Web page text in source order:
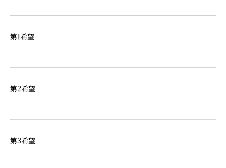
第1希望
第2希望
第3希望